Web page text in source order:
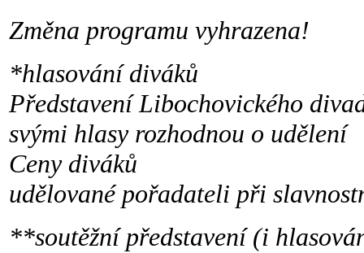
Změna programu vyhrazena!
*hlasování diváků
Představení Libochovického
svými hlasy rozhodnou o udělení
Ceny diváků
udělované pořadateli při
**soutěžní představení (i